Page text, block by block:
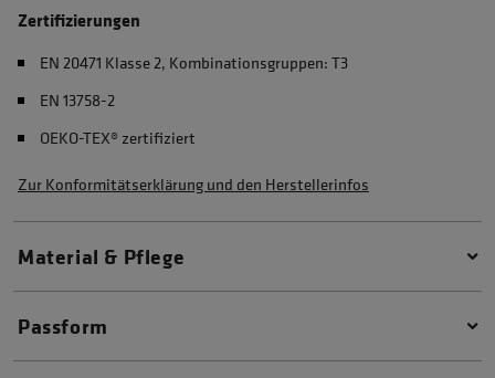
Zertifizierungen
EN 20471 Klasse 2, Kombinationsgruppen: T3
EN 13758-2
OEKO-TEX® zertifiziert
Zur Konformitätserklärung und den Herstellerinfos
Material & Pflege
Passform